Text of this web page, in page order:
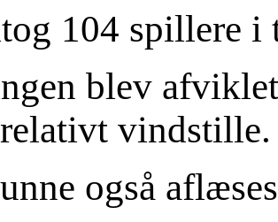
104 spillere i
blev
vindstille.
også